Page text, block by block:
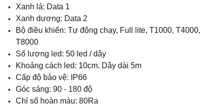
Xanh lá: Data 1
Xanh dương: Data 2
Bộ điều khiển: Tự động chạy, Full lite, T1000, T4000,
T8000
Số lượng led: 50 led / dây
Khoảng cách led: 10cm. Dây dài 5m
Cấp độ bảo vệ: IP66
Góc sáng: 90 - 180 độ
Chỉ số hoàn màu: 80Ra